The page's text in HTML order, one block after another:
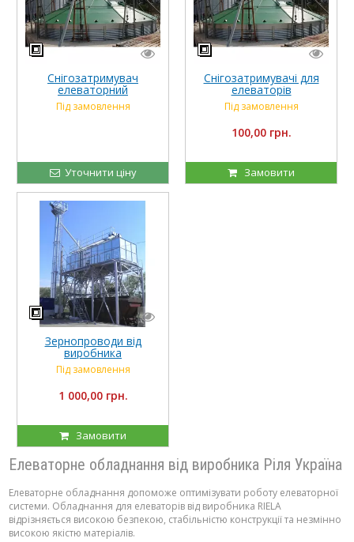
Снігозатримувач
елеваторний
Під замовлення
Уточнити ціну
Снігозатримувачі для
елеваторів
Під замовлення
100,00 грн.
Замовити
Зернопроводи від
виробника
Під замовлення
1 000,00 грн.
Замовити
Елеваторне обладнання від виробника Ріля Україна
Елеваторне обладнання допоможе оптимізувати роботу елеваторної
системи. Обладнання для елеваторів від виробника RIELA
відрізняється високою безпекою, стабільністю конструкції та незмінно
високою якістю матеріалів.